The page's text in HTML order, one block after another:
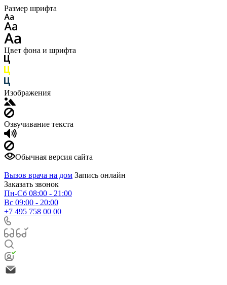
Размер шрифта
Цвет фона и шрифта
Изображения
Озвучивание текста
Обычная версия сайта
Вызов врача на дом Запись онлайн
Заказать звонок
Пн-Сб 08:00 - 21:00
Вс 09:00 - 20:00
+7 495 758 00 00